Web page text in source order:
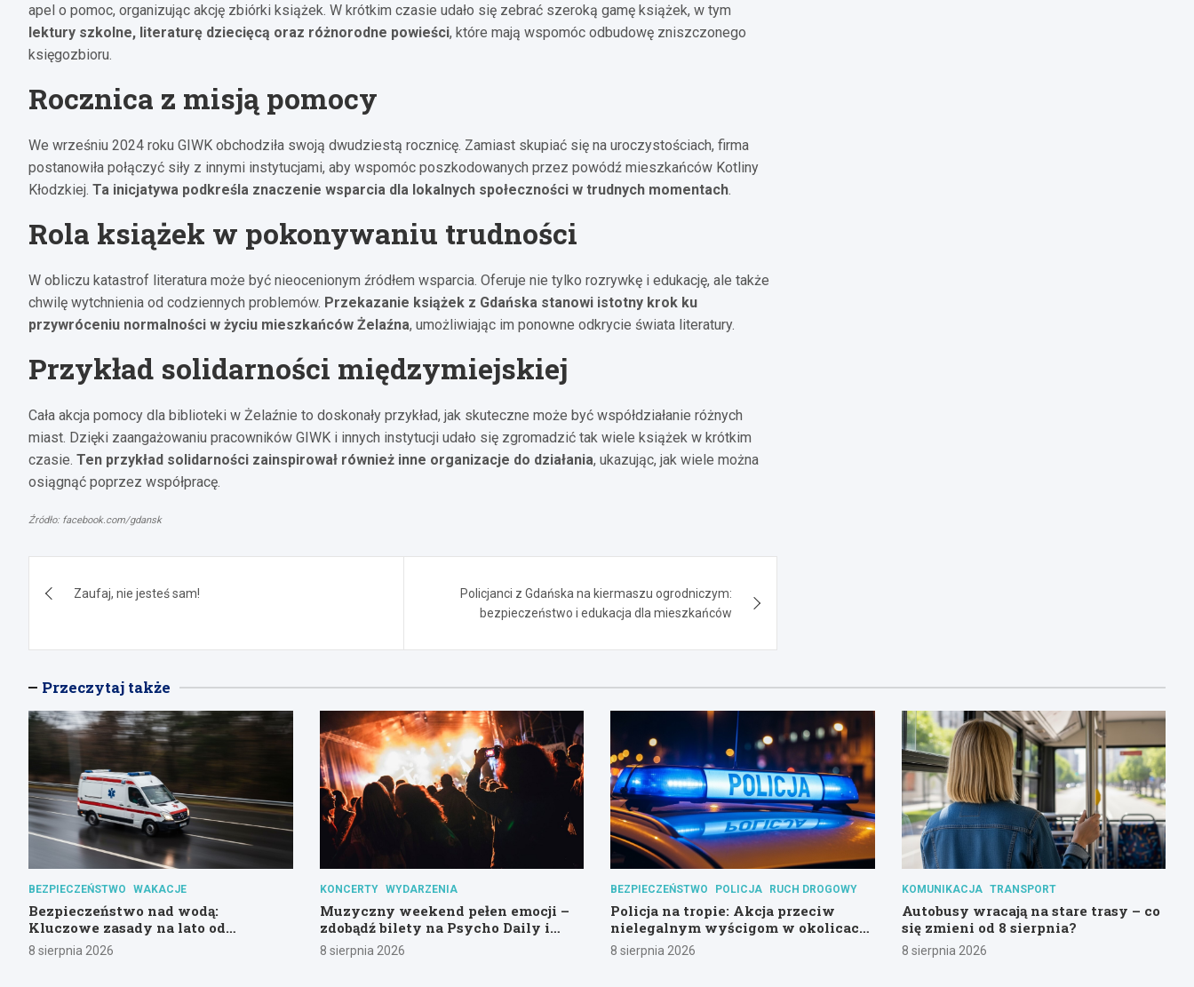
apel o pomoc, organizując akcję zbiórki książek. W krótkim czasie udało się zebrać szeroką gamę książek, w tym
lektury szkolne, literaturę dziecięcą oraz różnorodne powieści, które mają wspomóc odbudowę zniszczonego
księgozbioru.
Rocznica z misją pomocy
We wrześniu 2024 roku GIWK obchodziła swoją dwudziestą rocznicę. Zamiast skupiać się na uroczystościach, firma
postanowiła połączyć siły z innymi instytucjami, aby wspomóc poszkodowanych przez powódź mieszkańców Kotliny
Kłodzkiej. Ta inicjatywa podkreśla znaczenie wsparcia dla lokalnych społeczności w trudnych momentach.
Rola książek w pokonywaniu trudności
W obliczu katastrof literatura może być nieocenionym źródłem wsparcia. Oferuje nie tylko rozrywkę i edukację, ale także
chwilę wytchnienia od codziennych problemów. Przekazanie książek z Gdańska stanowi istotny krok ku
przywróceniu normalności w życiu mieszkańców Żelaźna, umożliwiając im ponowne odkrycie świata literatury.
Przykład solidarności międzymiejskiej
Cała akcja pomocy dla biblioteki w Żelaźnie to doskonały przykład, jak skuteczne może być współdziałanie różnych
miast. Dzięki zaangażowaniu pracowników GIWK i innych instytucji udało się zgromadzić tak wiele książek w krótkim
czasie. Ten przykład solidarności zainspirował również inne organizacje do działania, ukazując, jak wiele można
osiągnąć poprzez współpracę.
Źródło: facebook.com/gdansk
wpisu
Zaufaj, nie jesteś sam!
Policjanci z Gdańska na kiermaszu ogrodniczym:
bezpieczeństwo i edukacja dla mieszkańców
Przeczytaj także
BEZPIECZEŃSTWO WAKACJE
Bezpieczeństwo nad wodą:
Kluczowe zasady na lato od
gdańskiej policji
8 sierpnia 2026
KONCERTY WYDARZENIA
Muzyczny weekend pełen emocji –
zdobądź bilety na Psycho Daily i
Alternatywny Las!
8 sierpnia 2026
BEZPIECZEŃSTWO POLICJA RUCH DROGOWY
Policja na tropie: Akcja przeciw
nielegalnym wyścigom w okolicach
Hali Olivia
8 sierpnia 2026
KOMUNIKACJA TRANSPORT
Autobusy wracają na stare trasy – co
się zmieni od 8 sierpnia?
8 sierpnia 2026